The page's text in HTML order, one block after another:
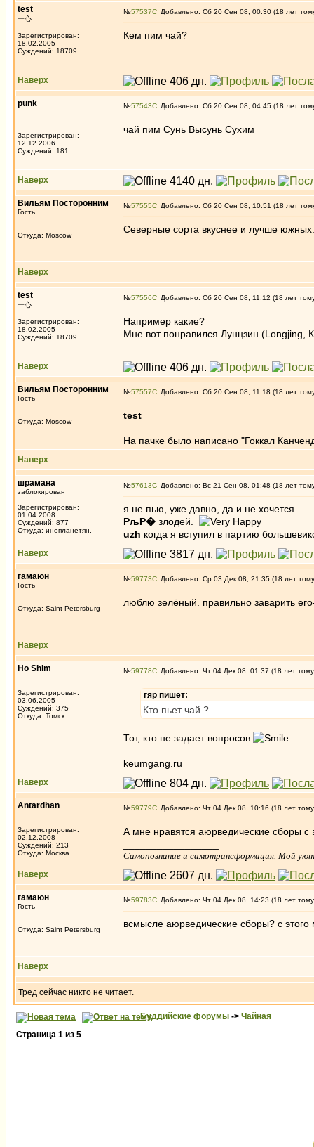
test
一心
Зарегистрирован:
18.02.2005
Суждений: 18709
№57537 Добавлено: Сб 20 Сен 08, 00:30 (18 лет
Кем пим чай?
Наверх
punk
Зарегистрирован:
12.12.2006
Суждений: 181
№57543 Добавлено: Сб 20 Сен 08, 04:45 (18 лет
чай пим Сунь Высунь Сухим
Наверх
Вильям Посторонним
Гость
Откуда: Moscow
№57555 Добавлено: Сб 20 Сен 08, 10:51 (18 лет
Северные сорта вкуснее и лучше южных.
Наверх
test
一心
Зарегистрирован:
18.02.2005
Суждений: 18709
№57556 Добавлено: Сб 20 Сен 08, 11:12 (18 лет
Например какие?
Мне вот понравился Лунцзин (Longjing,
Наверх
Вильям Посторонним
Гость
Откуда: Moscow
№57557 Добавлено: Сб 20 Сен 08, 11:18 (18 лет
test
На пачке было написано "Гоккал
Наверх
шрамана
заблокирован
Зарегистрирован:
01.04.2008
Суждений: 877
Откуда: инопланетян.
№57613 Добавлено: Вс 21 Сен 08, 01:48 (18 лет
я не пью, уже давно, да и не хочется.
РљР� злодей.
uzh когда я вступил в партию
Наверх
гамаюн
Гость
Откуда: Saint Petersburg
№59773 Добавлено: Ср 03 Дек 08, 21:35 (18 лет
люблю зелёный. правильно заварить
Наверх
Ho Shim
Зарегистрирован:
03.06.2005
Суждений: 375
Откуда: Томск
№59778 Добавлено: Чт 04 Дек 08, 01:37 (18 лет
гяр пишет:
Кто пьет чай ?
Тот, кто не задает вопросов
keumgang.ru
Наверх
Antardhan
Зарегистрирован:
02.12.2008
Суждений: 213
Откуда: Москва
№59779 Добавлено: Чт 04 Дек 08, 10:16 (18 лет
А мне нравятся аюрведические сборы
Самопознание и самотрансформация. Мой
Наверх
гамаюн
Гость
Откуда: Saint Petersburg
№59783 Добавлено: Чт 04 Дек 08, 14:23 (18 лет
всмысле аюрведические сборы? с
Наверх
Тред сейчас никто не читает.
Буддийские форумы -> Чайная
Страница 1 из 5